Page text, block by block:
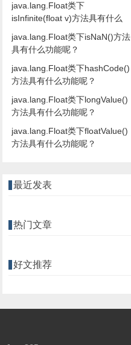
java.lang.Float类下
isInfinite(float v)方法具有什么
java.lang.Float类下isNaN()方法
具有什么功能呢？
java.lang.Float类下hashCode()
方法具有什么功能呢？
java.lang.Float类下longValue()
方法具有什么功能呢？
java.lang.Float类下floatValue()
方法具有什么功能呢？
最近发表
热门文章
好文推荐